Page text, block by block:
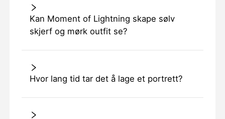
Kan Moment of Lightning skape sølv
skjerf og mørk outfit se?
Hvor lang tid tar det å lage et portrett?